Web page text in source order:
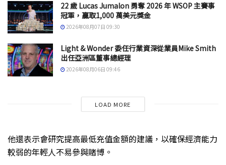
22 歲 Lucas Jumalon 勇奪 2026 年 WSOP 主賽事
冠軍，贏取1,000 萬美元獎金
2026年08月07日 09:30
Light & Wonder 委任行業資深從業員Mike Smith
出任亞洲區董事總經理
2026年08月06日 09:46
LOAD MORE
他還表示會研究提高最低充值金額的建議，以確保經濟能力
較弱的年輕人不易參與賭博。